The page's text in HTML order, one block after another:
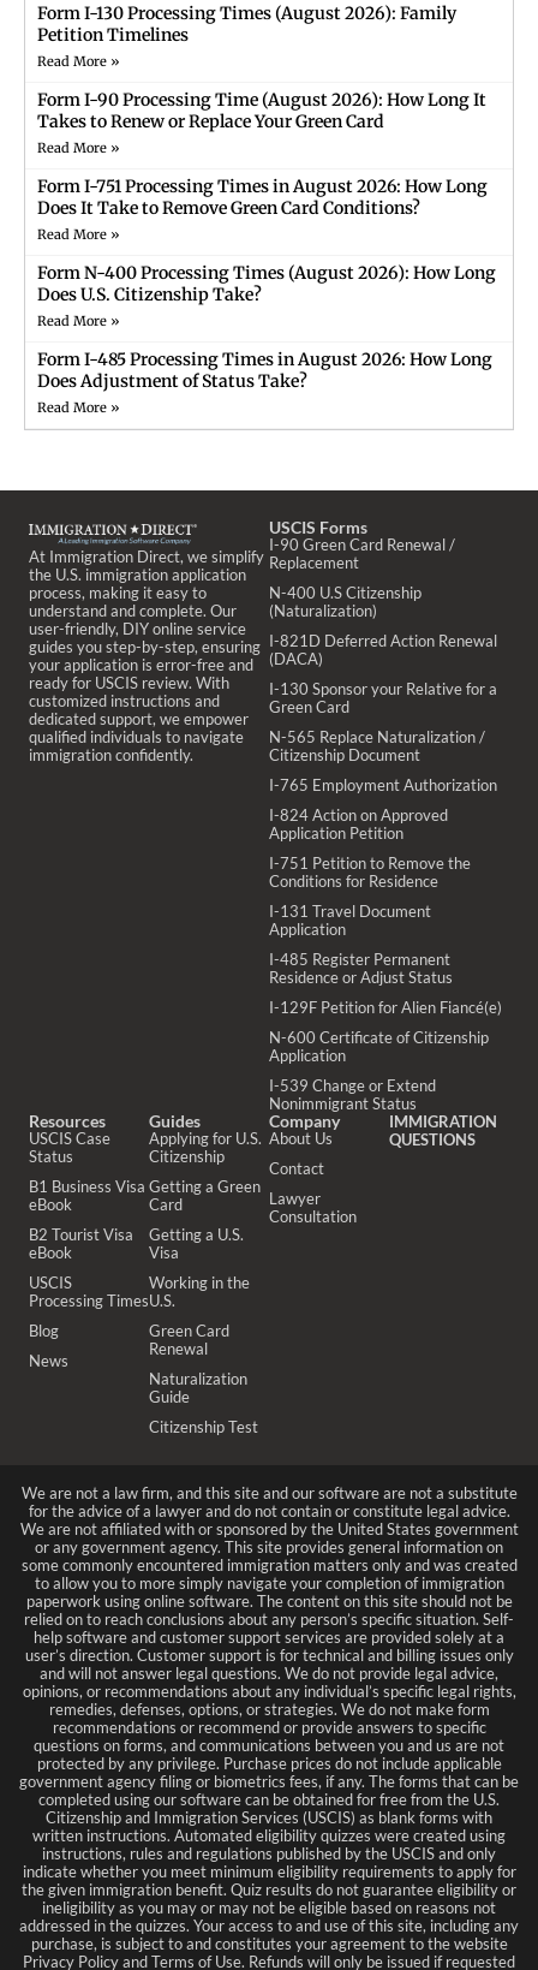
Form I-130 Processing Times (August 2026): Family
Petition Timelines
Read More »
Form I-90 Processing Time (August 2026): How Long It
Takes to Renew or Replace Your Green Card
Read More »
Form I-751 Processing Times in August 2026: How Long
Does It Take to Remove Green Card Conditions?
Read More »
Form N-400 Processing Times (August 2026): How Long
Does U.S. Citizenship Take?
Read More »
Form I-485 Processing Times in August 2026: How Long
Does Adjustment of Status Take?
Read More »
At Immigration Direct, we simplify
the U.S. immigration application
process, making it easy to
understand and complete. Our
user-friendly, DIY online service
guides you step-by-step, ensuring
your application is error-free and
ready for USCIS review. With
customized instructions and
dedicated support, we empower
qualified individuals to navigate
immigration confidently.
USCIS Forms
I-90 Green Card Renewal /
Replacement
N-400 U.S Citizenship
(Naturalization)
I-821D Deferred Action Renewal
(DACA)
I-130 Sponsor your Relative for a
Green Card
N-565 Replace Naturalization /
Citizenship Document
I-765 Employment Authorization
I-824 Action on Approved
Application Petition
I-751 Petition to Remove the
Conditions for Residence
I-131 Travel Document
Application
I-485 Register Permanent
Residence or Adjust Status
I-129F Petition for Alien Fiancé(e)
N-600 Certificate of Citizenship
Application
I-539 Change or Extend
Nonimmigrant Status
Resources
USCIS Case
Status
B1 Business Visa
eBook
B2 Tourist Visa
eBook
USCIS
Processing Times
Blog
News
Guides
Applying for U.S.
Citizenship
Getting a Green
Card
Getting a U.S.
Visa
Working in the
U.S.
Green Card
Renewal
Naturalization
Guide
Citizenship Test
Company
About Us
Contact
Lawyer
Consultation
IMMIGRATION
QUESTIONS
We are not a law firm, and this site and our software are not a substitute
for the advice of a lawyer and do not contain or constitute legal advice.
We are not affiliated with or sponsored by the United States government
or any government agency. This site provides general information on
some commonly encountered immigration matters only and was created
to allow you to more simply navigate your completion of immigration
paperwork using online software. The content on this site should not be
relied on to reach conclusions about any person’s specific situation. Self-
help software and customer support services are provided solely at a
user’s direction. Customer support is for technical and billing issues only
and will not answer legal questions. We do not provide legal advice,
opinions, or recommendations about any individual’s specific legal rights,
remedies, defenses, options, or strategies. We do not make form
recommendations or recommend or provide answers to specific
questions on forms, and communications between you and us are not
protected by any privilege. Purchase prices do not include applicable
government agency filing or biometrics fees, if any. The forms that can be
completed using our software can be obtained for free from the U.S.
Citizenship and Immigration Services (USCIS) as blank forms with
written instructions. Automated eligibility quizzes were created using
instructions, rules and regulations published by the USCIS and only
indicate whether you meet minimum eligibility requirements to apply for
the given immigration benefit. Quiz results do not guarantee eligibility or
ineligibility as you may or may not be eligible based on reasons not
addressed in the quizzes. Your access to and use of this site, including any
purchase, is subject to and constitutes your agreement to the website
Privacy Policy and Terms of Use. Refunds will only be issued if requested